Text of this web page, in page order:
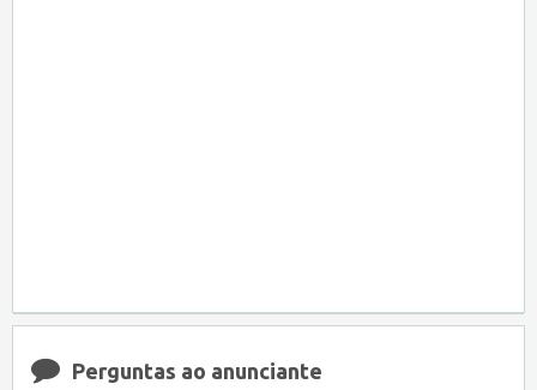
Perguntas ao anunciante